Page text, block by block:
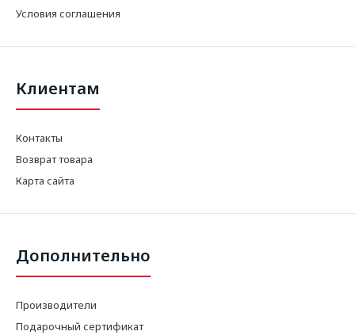
Условия соглашения
Клиентам
Контакты
Возврат товара
Карта сайта
Дополнительно
Производители
Подарочный сертификат